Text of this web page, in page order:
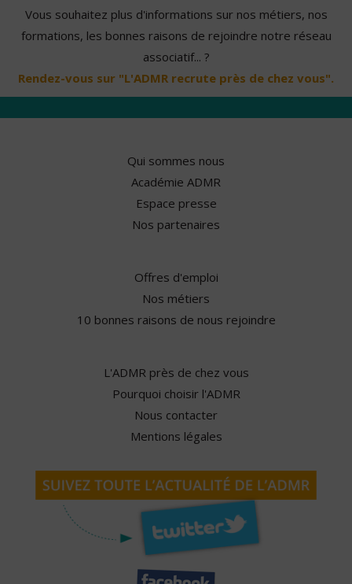
Vous souhaitez plus d'informations sur nos métiers, nos
formations, les bonnes raisons de rejoindre notre réseau
associatif... ?
Rendez-vous sur "L'ADMR recrute près de chez vous".
Qui sommes nous
Académie ADMR
Espace presse
Nos partenaires
Offres d'emploi
Nos métiers
10 bonnes raisons de nous rejoindre
L'ADMR près de chez vous
Pourquoi choisir l'ADMR
Nous contacter
Mentions légales